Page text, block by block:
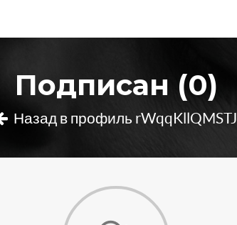
Подписан (0)
Назад в профиль rWqqKllQMSTJ